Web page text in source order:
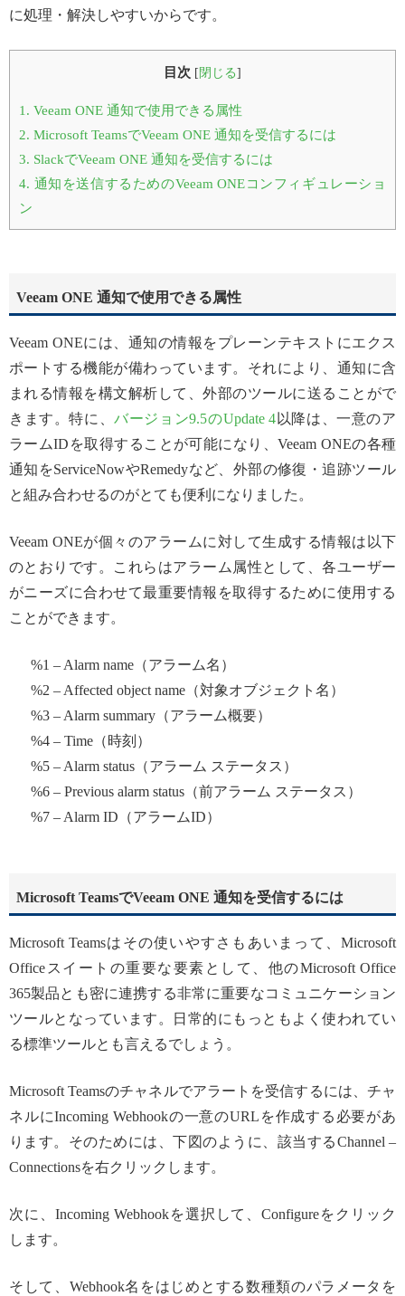
に処理・解決しやすいからです。
目次 [ 閉じる]
1. Veeam ONE 通知で使用できる属性
2. Microsoft TeamsでVeeam ONE 通知を受信するには
3. SlackでVeeam ONE 通知を受信するには
4. 通知を送信するためのVeeam ONEコンフィギュレーショ
ン
Veeam ONE 通知で使用できる属性
Veeam ONEには、通知の情報をプレーンテキストにエクス
ポートする機能が備わっています。それにより、通知に含
まれる情報を構文解析して、外部のツールに送ることがで
きます。特に、バージョン9.5のUpdate 4 以降は、一意のア
ラームIDを取得することが可能になり、Veeam ONEの各種
通知をServiceNowやRemedyなど、外部の修復・追跡ツール
と組み合わせるのがとても便利になりました。
Veeam ONEが個々のアラームに対して生成する情報は以下
のとおりです。これらはアラーム属性として、各ユーザー
がニーズに合わせて最重要情報を取得するために使用する
ことができます。
%1 – Alarm name（アラーム名）
%2 – Affected object name（対象オブジェクト名）
%3 – Alarm summary（アラーム概要）
%4 – Time（時刻）
%5 – Alarm status（アラーム ステータス）
%6 – Previous alarm status（前アラーム ステータス）
%7 – Alarm ID（アラームID）
Microsoft TeamsでVeeam ONE 通知を受信するには
Microsoft Teamsはその使いやすさもあいまって、Microsoft
Officeスイートの重要な要素として、他のMicrosoft Office
365製品とも密に連携する非常に重要なコミュニケーション
ツールとなっています。日常的にもっともよく使われてい
る標準ツールとも言えるでしょう。
Microsoft Teamsのチャネルでアラートを受信するには、チャ
ネルにIncoming Webhookの一意のURLを作成する必要があ
ります。そのためには、下図のように、該当するChannel –
Connectionsを右クリックします。
次に、Incoming Webhookを選択して、Configureをクリック
します。
そして、Webhook名をはじめとする数種類のパラメータを